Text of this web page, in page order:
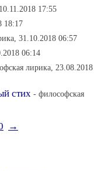
17:55
18:17
31.10.2018 06:57
06:14
лирика, 23.08.2018
стих - философская
→